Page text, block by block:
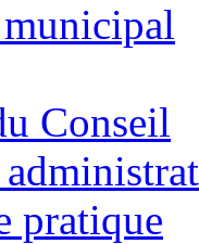
Conseil
pratique